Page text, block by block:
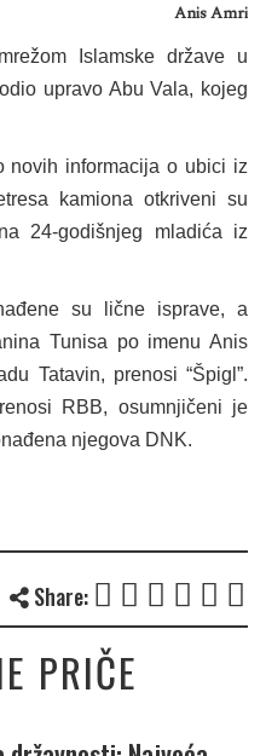
Anis Amri
Islamske države u
upravo Abu Vala, kojeg
novih informacija o ubici iz
kamiona otkriveni su
24-godišnjeg mladića iz
su lične isprave, a
Tunisa po imenu Anis
Tatavin, prenosi “Špigl”.
RBB, osumnjičeni je
njegova DNK.
Share:
PRIČE